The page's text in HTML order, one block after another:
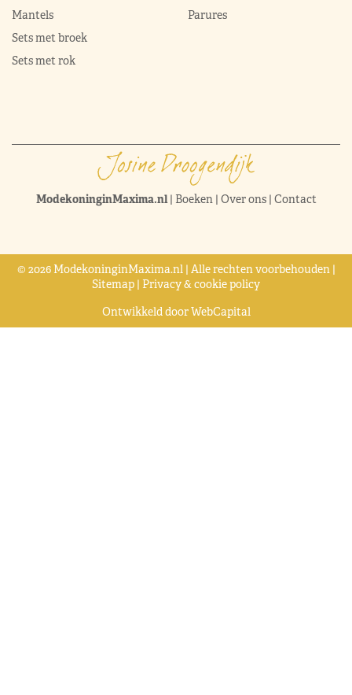
Mantels
Sets met broek
Sets met rok
Parures
ModekoninginMaxima.nl| Boeken| Over ons| Contact
© 2026 ModekoninginMaxima.nl | Alle rechten voorbehouden |
Sitemap | Privacy & cookie policy
Ontwikkeld doorWebCapital